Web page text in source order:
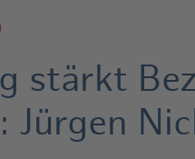
stärkt
Jürgen